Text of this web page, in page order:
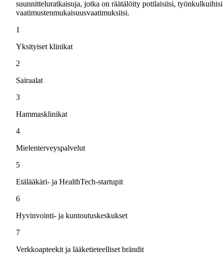
suunnitteluratkaisuja, jotka on räätälöity potilaisiisi,
vaatimustenmukaisuusvaatimuksiisi.
1
Yksityiset klinikat
2
Sairaalat
3
Hammasklinikat
4
Mielenterveyspalvelut
5
Etälääkäri- ja HealthTech-startupit
6
Hyvinvointi- ja kuntoutuskeskukset
7
Verkkoapteekit ja lääketieteelliset brändit